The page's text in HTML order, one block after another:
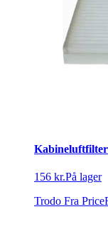
Kabineluftfilter
156 kr.På lager
Trodo Fra